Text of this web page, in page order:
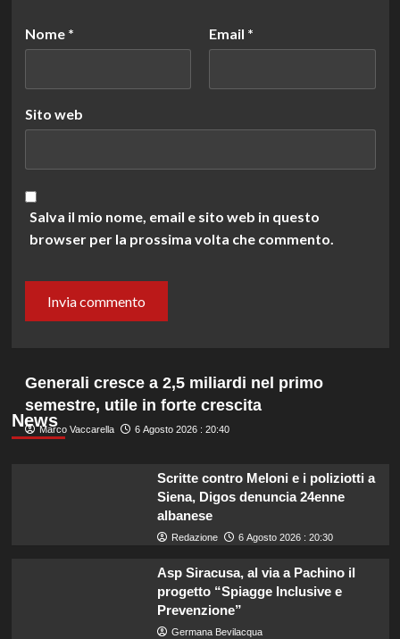
Nome * Email *
Sito web
Salva il mio nome, email e sito web in questo
browser per la prossima volta che commento.
News
Generali cresce a 2,5 miliardi nel primo
semestre, utile in forte crescita
Marco Vaccarella 6 Agosto 2026 : 20:40
Scritte contro Meloni e i poliziotti a
Siena, Digos denuncia 24enne
albanese
Redazione 6 Agosto 2026 : 20:30
Asp Siracusa, al via a Pachino il
progetto “Spiagge Inclusive e
Prevenzione”
Germana Bevilacqua